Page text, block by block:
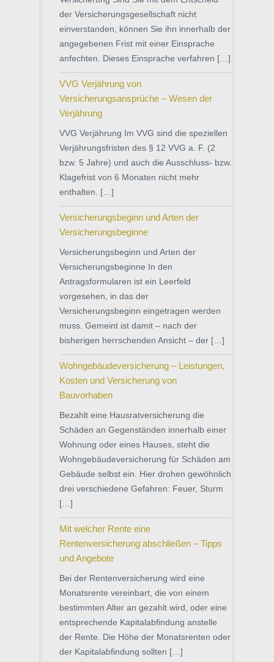
der Versicherungsgesellschaft nicht
einverstanden, können Sie ihn innerhalb der
angegebenen Frist mit einer Einsprache
anfechten. Dieses Einsprache verfahren […]
VVG Verjährung von
Versicherungsansprüche – Wesen der
Verjährung
VVG Verjährung Im VVG sind die speziellen
Verjährungsfristen des § 12 VVG a. F. (2
bzw. 5 Jahre) und auch die Ausschluss- bzw.
Klagefrist von 6 Monaten nicht mehr
enthalten. […]
Versicherungsbeginn und Arten der
Versicherungsbeginne
Versicherungsbeginn und Arten der
Versicherungsbeginne In den
Antragsformularen ist ein Leerfeld
vorgesehen, in das der
Versicherungsbeginn eingetragen werden
muss. Gemeint ist damit – nach der
bisherigen herrschenden Ansicht – der […]
Wohngebäudeversicherung – Leistungen,
Kosten und Versicherung von
Bauvorhaben
Bezahlt eine Hausratversicherung die
Schäden an Gegenständen innerhalb einer
Wohnung oder eines Hauses, steht die
Wohngebäudeversicherung für Schäden am
Gebäude selbst ein. Hier drohen gewöhnlich
drei verschiedene Gefahren: Feuer, Sturm
[…]
Mit welcher Rente eine
Rentenversicherung abschließen – Tipps
und Angebote
Bei der Rentenversicherung wird eine
Monatsrente vereinbart, die von einem
bestimmten Alter an gezahlt wird, oder eine
entsprechende Kapitalabfindung anstelle
der Rente. Die Höhe der Monatsrenten oder
der Kapitalabfindung sollten […]